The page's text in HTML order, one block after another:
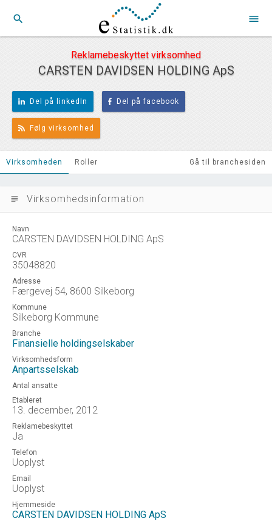
search menu
Reklamebeskyttet virksomhed
CARSTEN DAVIDSEN HOLDING ApS
Del på linkedIn Del på facebook
Følg virksomhed
Virksomheden Roller Gå til branchesiden
subject Virksomhedsinformation
Navn
CARSTEN DAVIDSEN HOLDING ApS
CVR
35048820
Adresse
Færgevej 54, 8600 Silkeborg
Kommune
Silkeborg Kommune
Branche
Finansielle holdingselskaber
Virksomhedsform
Anpartsselskab
Antal ansatte
Etableret
13. december, 2012
Reklamebeskyttet
Ja
Telefon
Uoplyst
Email
Uoplyst
Hjemmeside
CARSTEN DAVIDSEN HOLDING ApS